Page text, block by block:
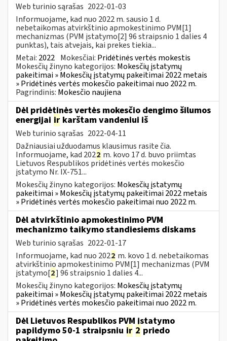
Web turinio sąrašas 2022-01-03
Informuojame, kad nuo 2022 m. sausio 1 d.
nebetaikomas atvirkštinio apmokestinimo PVM[1]
mechanizmas (PVM įstatymo[2] 96 straipsnio 1 dalies 4
punktas), tais atvejais, kai prekes tiekia...
Metai: 2022 Mokesčiai: Pridėtinės vertės mokestis
Mokesčių žinyno kategorijos: Mokesčių įstatymų
pakeitimai » Mokesčių įstatymų pakeitimai 2022 metais
» Pridėtinės vertės mokesčio pakeitimai nuo 2022 m.
Pagrindinis: Mokesčio naujiena
Dėl pridėtinės vertės mokesčio dengimo šilumos
energijai ir karštam vandeniui iš
Web turinio sąrašas 2022-04-11
Dažniausiai užduodamus klausimus rasite čia.
Informuojame, kad 2022 m. kovo 17 d. buvo priimtas
Lietuvos Respublikos pridėtinės vertės mokesčio
įstatymo Nr. IX-751...
Mokesčių žinyno kategorijos: Mokesčių įstatymų
pakeitimai » Mokesčių įstatymų pakeitimai 2022 metais
» Pridėtinės vertės mokesčio pakeitimai nuo 2022 m.
Dėl atvirkštinio apmokestinimo PVM
mechanizmo taikymo standiesiems diskams
Web turinio sąrašas 2022-01-17
Informuojame, kad nuo 2022 m. kovo 1 d. nebetaikomas
atvirkštinio apmokestinimo PVM[1] mechanizmas (PVM
įstatymo[2] 96 straipsnio 1 dalies 4...
Mokesčių žinyno kategorijos: Mokesčių įstatymų
pakeitimai » Mokesčių įstatymų pakeitimai 2022 metais
» Pridėtinės vertės mokesčio pakeitimai nuo 2022 m.
Dėl Lietuvos Respublikos PVM įstatymo
papildymo 50-1 straipsniu ir 2 priedo